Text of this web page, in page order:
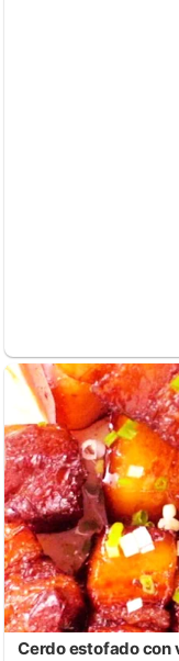
Cerdo estofado con